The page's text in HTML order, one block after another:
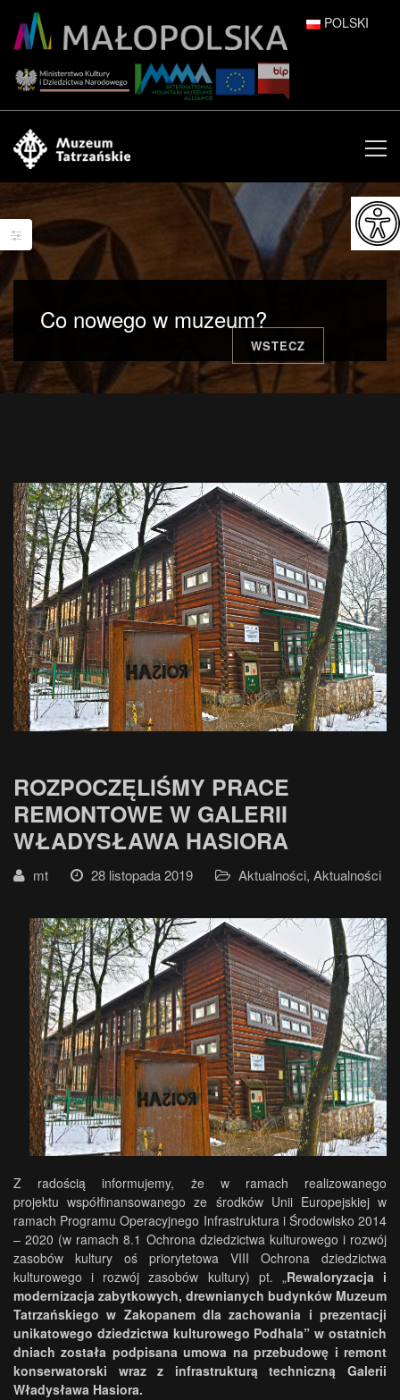
POLSKI
ENGLISH
ESPAÑOL
FRANÇAIS
ITALIANO
日本語
Co nowego w muzeum?
WSTECZ
ROZPOCZĘLIŚMY PRACE
REMONTOWE W GALERII
WŁADYSŁAWA HASIORA
mt 28 listopada 2019 Aktualności, Aktualności
Z radością informujemy, że w ramach realizowanego
projektu współfinansowanego ze środków Unii Europejskiej w
ramach Programu Operacyjnego Infrastruktura i Środowisko 2014
– 2020 (w ramach 8.1 Ochrona dziedzictwa kulturowego i rozwój
zasobów kultury oś priorytetowa VIII Ochrona dziedzictwa
kulturowego i rozwój zasobów kultury) pt. „Rewaloryzacja i
modernizacja zabytkowych, drewnianych budynków Muzeum
Tatrzańskiego w Zakopanem dla zachowania i prezentacji
unikatowego dziedzictwa kulturowego Podhala” w ostatnich
dniach została podpisana umowa na przebudowę i remont
konserwatorski wraz z infrastrukturą techniczną Galerii
Władysława Hasiora.